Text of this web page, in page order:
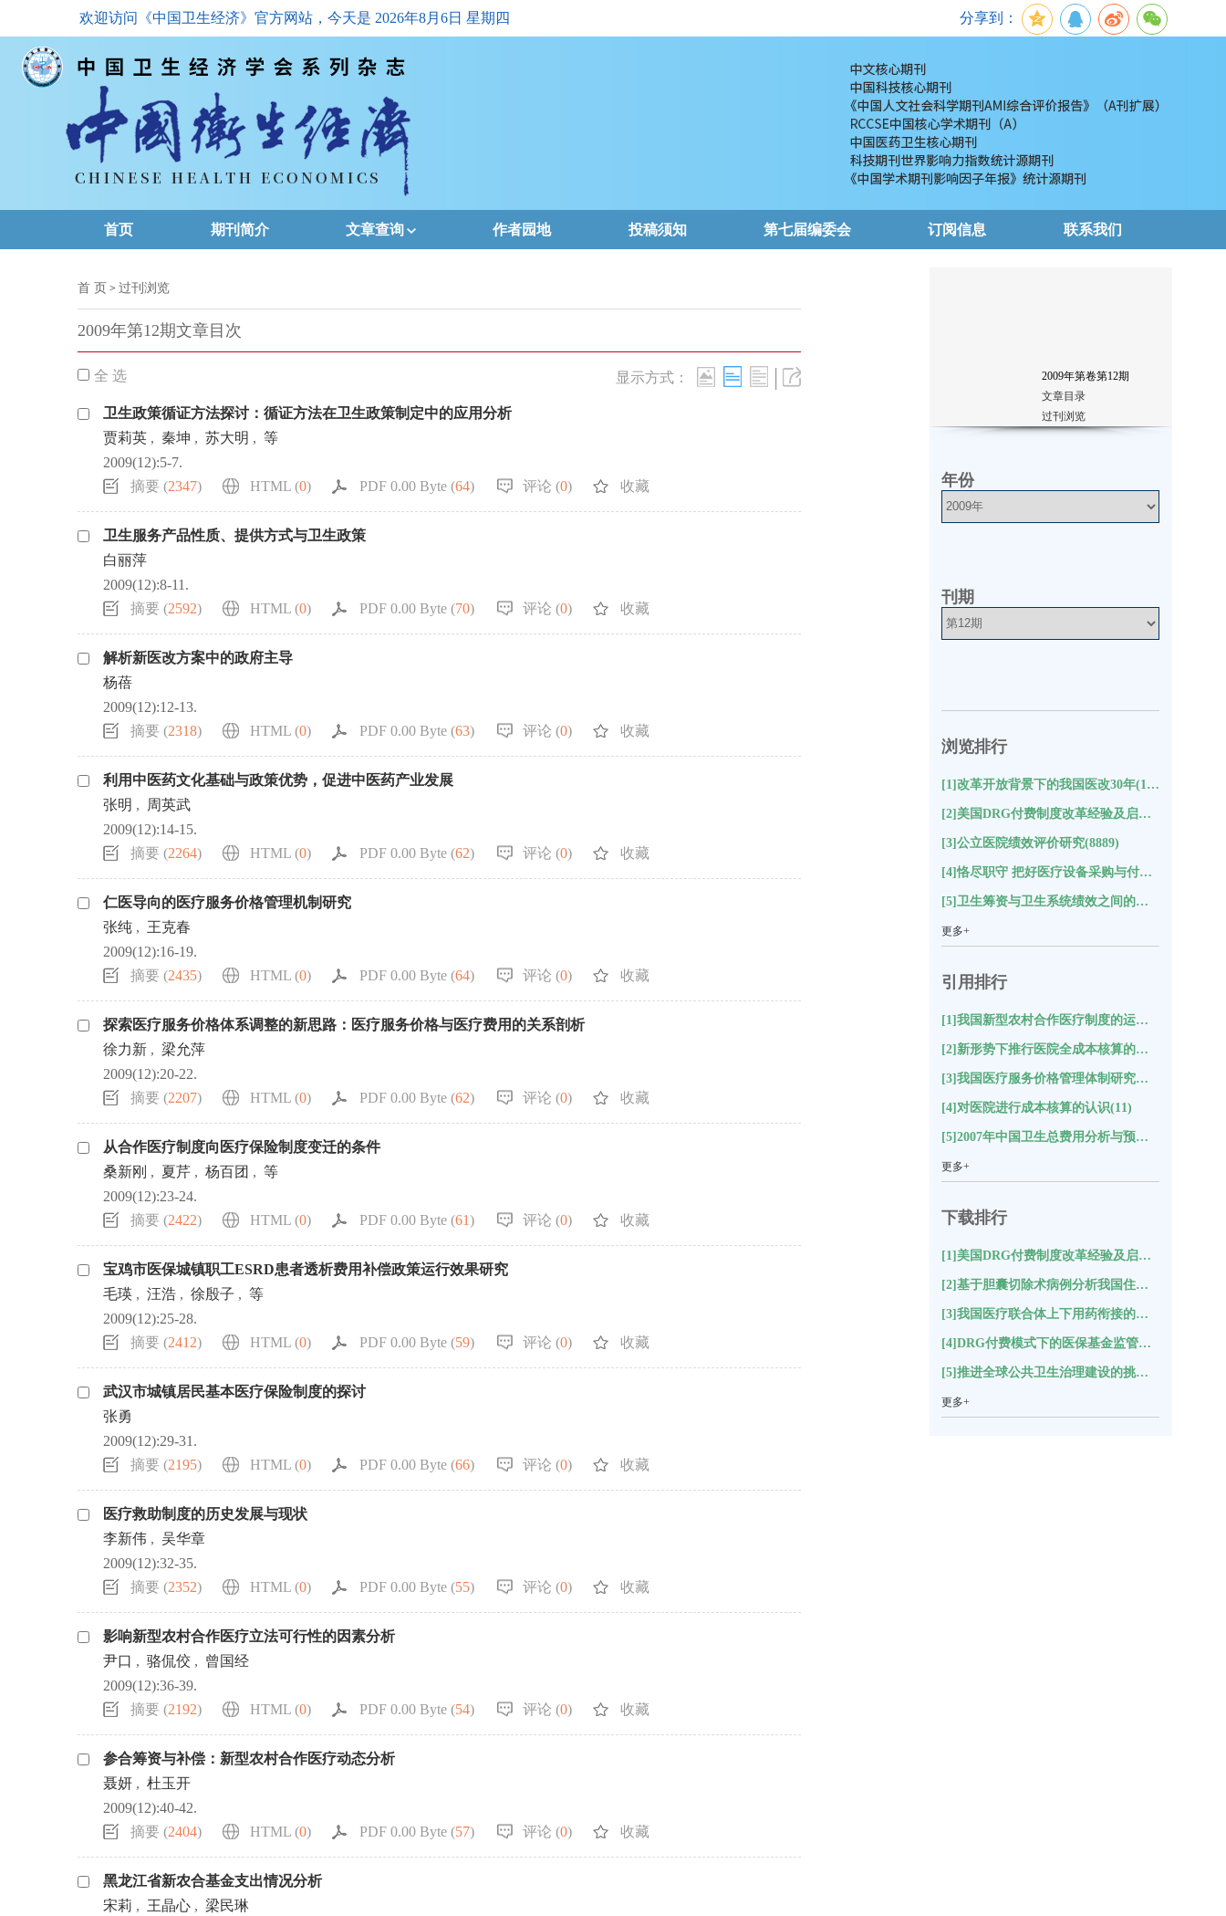
欢迎访问《中国卫生经济》官方网站，今天是 2026年8月6日 星期四 分享到：
首页 期刊简介 文章查询
高级查询
浏览排名
作者园地 投稿须知 第七届编委会 订阅信息 联系我们
首 页 > 过刊浏览
2009年第12期文章目次
全 选 显示方式： |
卫生政策循证方法探讨：循证方法在卫生政策制定中的应用分析
贾莉英 , 秦坤 , 苏大明 , 等
2009(12):5-7.
摘要 (2347) HTML (0) PDF 0.00 Byte (64) 评论 (0) 收藏
卫生服务产品性质、提供方式与卫生政策
白丽萍
2009(12):8-11.
摘要 (2592) HTML (0) PDF 0.00 Byte (70) 评论 (0) 收藏
解析新医改方案中的政府主导
杨蓓
2009(12):12-13.
摘要 (2318) HTML (0) PDF 0.00 Byte (63) 评论 (0) 收藏
利用中医药文化基础与政策优势，促进中医药产业发展
张明 ,
周英武
2009(12):14-15.
摘要 (2264) HTML (0) PDF 0.00 Byte (62) 评论 (0) 收藏
仁医导向的医疗服务价格管理机制研究
张纯 , 王克春
2009(12):16-19.
摘要 (2435) HTML (0) PDF 0.00 Byte (64) 评论 (0) 收藏
探索医疗服务价格体系调整的新思路：医疗服务价格与医疗费用的关系剖析
徐力新 , 梁允萍
2009(12):20-22.
摘要 (2207) HTML (0) PDF 0.00 Byte (62) 评论 (0) 收藏
从合作医疗制度向医疗保险制度变迁的条件
桑新刚 , 夏芹 , 杨百团 , 等
2009(12):23-24.
摘要 (2422) HTML (0) PDF 0.00 Byte (61) 评论 (0) 收藏
宝鸡市医保城镇职工ESRD患者透析费用补偿政策运行效果研究
毛瑛 , 汪浩 , 徐殷子 , 等
2009(12):25-28.
摘要 (2412) HTML (0) PDF 0.00 Byte (59) 评论 (0) 收藏
武汉市城镇居民基本医疗保险制度的探讨
张勇
2009(12):29-31.
摘要 (2195) HTML (0) PDF 0.00 Byte (66) 评论 (0) 收藏
医疗救助制度的历史发展与现状
李新伟 , 吴华章
2009(12):32-35.
摘要 (2352) HTML (0) PDF 0.00 Byte (55) 评论 (0) 收藏
影响新型农村合作医疗立法可行性的因素分析
尹口 , 骆侃佼 , 曾国经
2009(12):36-39.
摘要 (2192) HTML (0) PDF 0.00 Byte (54) 评论 (0) 收藏
参合筹资与补偿：新型农村合作医疗动态分析
聂妍 , 杜玉开
2009(12):40-42.
摘要 (2404) HTML (0) PDF 0.00 Byte (57) 评论 (0) 收藏
黑龙江省新农合基金支出情况分析
宋莉 , 王晶心 , 梁民琳
2009年第卷第12期
文章目录
过刊浏览
年份
刊期
浏览排行
[1]改革开放背景下的我国医改30年(10215)
[2]美国DRG付费制度改革经验及启示(9431)
[3]公立医院绩效评价研究(8889)
[4]恪尽职守 把好医疗设备采购与付款关(8652)
[5]卫生筹资与卫生系统绩效之间的关系及对中国的启示研究(8588)
更多+
引用排行
[1]我国新型农村合作医疗制度的运行状况与评价分析(18)
[2]新形势下推行医院全成本核算的思考(17)
[3]我国医疗服务价格管理体制研究综述(12)
[4]对医院进行成本核算的认识(11)
[5]2007年中国卫生总费用分析与预测(11)
更多+
下载排行
[1]美国DRG付费制度改革经验及启示(17417)
[2]基于胆囊切除术病例分析我国住院结构变化(11146)
[3]我国医疗联合体上下用药衔接的困境分析及对策建议*(5491)
[4]DRG付费模式下的医保基金监管指标体系构建(5282)
[5]推进全球公共卫生治理建设的挑战与思考(5219)
更多+